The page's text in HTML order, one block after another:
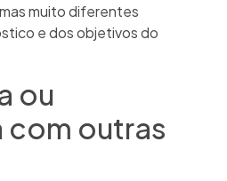
muito diferentes
e dos objetivos do
ou
outras